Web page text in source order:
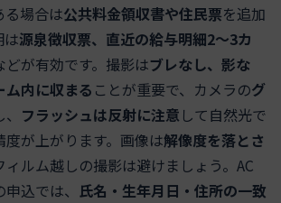
る場合は公共料金領収書や住民票を追加
は源泉徴収票、直近の給与明細2〜3カ
どが有効です。撮影はブレなし、影な
ム内に収まる ことが重要で、カメラのグ
フラッシュは反射に注意 して自然光で
が上がります。画像は解像度を落とさ
ルム越しの撮影は避けましょう。AC
込では、 氏名・生年月日・住所の一致